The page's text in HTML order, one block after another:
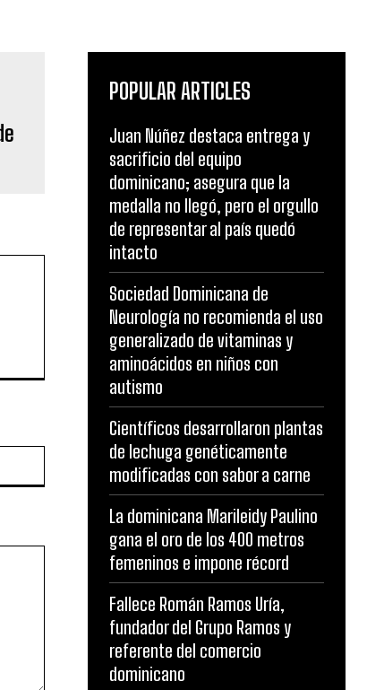
POPULAR ARTICLES
Juan Núñez destaca entrega y
sacrificio del equipo
dominicano; asegura que la
medalla no llegó, pero el orgullo
de representar al país quedó
intacto
Sociedad Dominicana de
Neurología no recomienda el uso
generalizado de vitaminas y
aminoácidos en niños con
autismo
Científicos desarrollaron plantas
de lechuga genéticamente
modificadas con sabor a carne
La dominicana Marileidy Paulino
gana el oro de los 400 metros
femeninos e impone récord
Fallece Román Ramos Uría,
fundador del Grupo Ramos y
referente del comercio
dominicano